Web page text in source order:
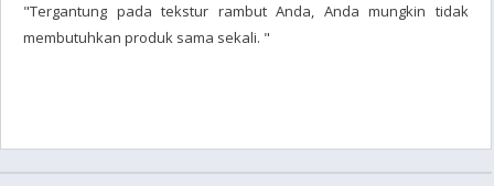
"Tergantung pada tekstur rambut Anda, Anda mungkin tidak
membutuhkan produk sama sekali. "